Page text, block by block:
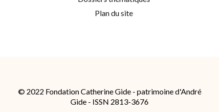
Plan du site
© 2022 Fondation Catherine Gide - patrimoine d'André
Gide - ISSN 2813-3676